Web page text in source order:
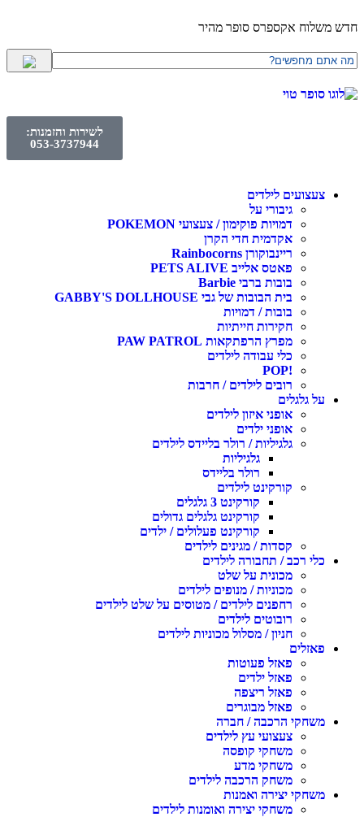
אקספרס סופר מהיר
לשירות והזמנות:
053-3737944
לילדים
גיבורי על
דמויות פוקימון / צעצועי POKEMON
אקדמית חדי הקרן
ריינבוקורן Rainbocorns
פאטס אלייב PETS ALIVE
בובות ברבי Barbie
בית הבובות של גבי GABBY'S DOLLHOUSE
בובות / דמויות
חקירות חייתיות
מפרץ הרפתקאות PAW PATROL
כלי עבודה לילדים
רובים לילדים / חרבות
גלגלים
אופני איזון לילדים
אופני ילדים
גלגיליות / רולר בליידס לילדים
גלגיליות
רולר בליידס
קורקינט לילדים
קורקינט 3 גלגלים
קורקינט גלגלים גדולים
קורקינט פעלולים / ילדים
קסדות / מגינים לילדים
רכב / תחבורה לילדים
מכונית על שלט
מכוניות / מנופים לילדים
רחפנים לילדים / מטוסים על שלט לילדים
רובוטים לילדים
חניון / מסלול מכוניות לילדים
פאזל פעוטות
פאזל ילדים
פאזל ריצפה
פאזל מבוגרים
הרכבה / חברה
צעצועי עץ לילדים
משחקי קופסה
משחקי מדע
משחק הרכבה לילדים
יצירה ואמנות
משחקי יצירה ואומנות לילדים